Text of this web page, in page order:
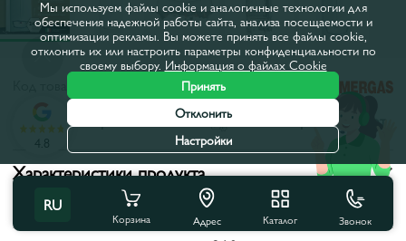
Все характеристики
С этим товаром покупают
Характеристики продукта
Тип:
Конвекционные
RU
Корзина Адрес Каталог Звонок
4.8
Мы используем файлы cookie и аналогичные технологии для
обеспечения надежной работы сайта, анализа посещаемости и
оптимизации рекламы. Вы можете принять все файлы cookie,
отклонить их или настроить параметры конфиденциальности по
своему выбору. Информация о файлах Cookie
Принять
Отклонить
Настройки